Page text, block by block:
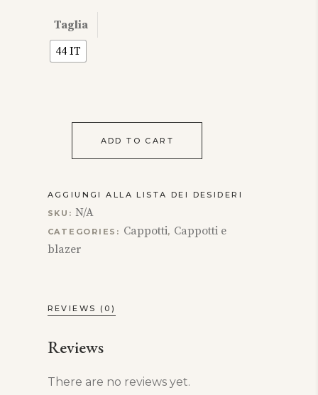
Taglia
44 IT
ADD TO CART
AGGIUNGI ALLA LISTA DEI DESIDERI
SKU:N/A
CATEGORIES: Cappotti, Cappotti e
blazer
REVIEWS (0)
Reviews
There are no reviews yet.